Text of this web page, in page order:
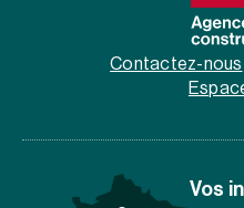
Contactez-nous
Vos